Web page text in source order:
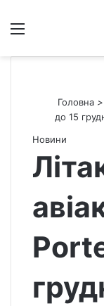
Меню
Головна >
до 15
Новини